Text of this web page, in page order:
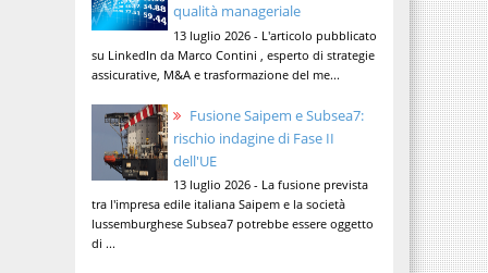
qualità manageriale
13 luglio 2026 - L'articolo pubblicato
su LinkedIn da Marco Contini , esperto di strategie
assicurative, M&A e trasformazione del me...
Fusione Saipem e Subsea7:
rischio indagine di Fase II
dell'UE
13 luglio 2026 - La fusione prevista
tra l'impresa edile italiana Saipem e la società
lussemburghese Subsea7 potrebbe essere oggetto
di ...